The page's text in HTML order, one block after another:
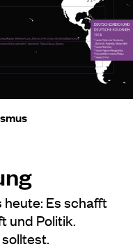
heute: Es schafft
und Politik.